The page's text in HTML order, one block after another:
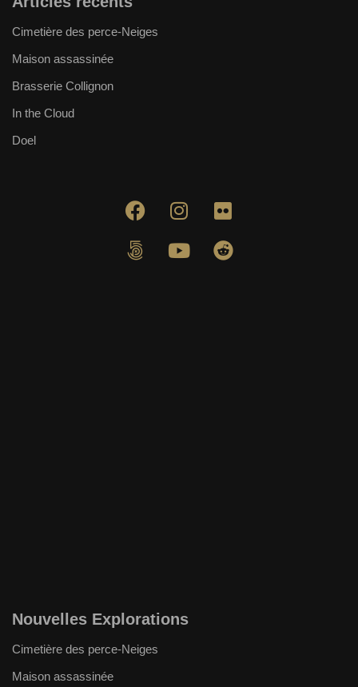
Cimetière des perce-Neiges
Maison assassinée
Brasserie Collignon
In the Cloud
Doel
Nouvelles Explorations
Cimetière des perce-Neiges
Maison assassinée